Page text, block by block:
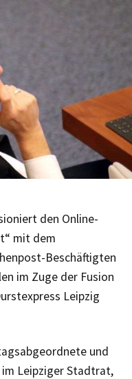
den Online-
mit dem
Beschäftigten
im Zuge der Fusion
Leipzig
und
Leipziger Stadtrat,